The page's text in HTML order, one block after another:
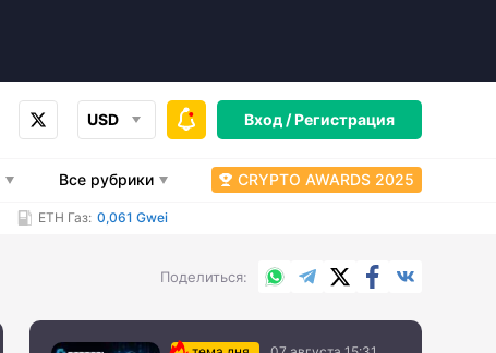
USD Вход /Регистрация
Все рубрики CRYPTO AWARDS 2025
ETH Газ: 0,061 Gwei
Поделиться WhatsApp
TelegramX.comFacebook